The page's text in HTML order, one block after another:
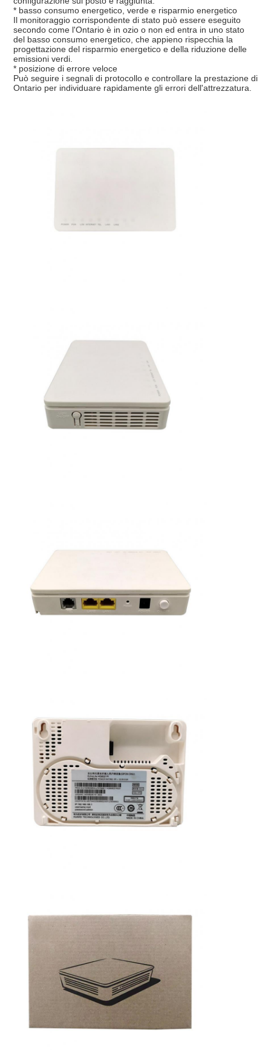
* basso consumo energetico, verde e risparmio energetico
Il monitoraggio corrispondente di stato può essere eseguito
secondo come l'Ontario è in ozio o non ed entra in uno stato
del basso consumo energetico, che appieno rispecchia la
progettazione del risparmio energetico e della riduzione delle
emissioni verdi.
* posizione di errore veloce
Può seguire i segnali di protocollo e controllare la prestazione di
Ontario per individuare rapidamente gli errori dell'attrezzatura.